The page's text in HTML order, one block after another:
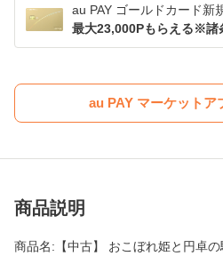
au PAY ゴールドカード新
最大23,000Pもらえる※諸
au PAY マーケットア
商品説明
商品名:【中古】 おこぼれ姫と円卓